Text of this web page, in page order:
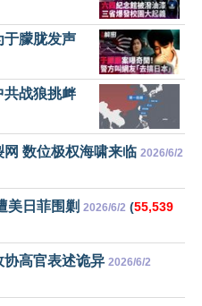
于朦胧发声
共战狼挑衅
网 数位极权海啸来临 2026/6/2
美日菲围剿 2026/6/2 (55,539
高官表述诡异 2026/6/2